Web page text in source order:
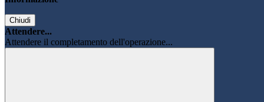
Chiudi
Attendere...
Attendere il completamento dell'operazione...